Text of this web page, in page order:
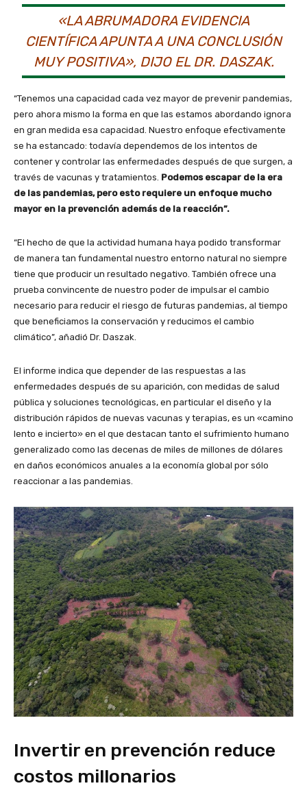
«LA ABRUMADORA EVIDENCIA
CIENTÍFICA APUNTA A UNA CONCLUSIÓN
MUY POSITIVA», DIJO EL DR. DASZAK.
“Tenemos una capacidad cada vez mayor de prevenir pandemias,
pero ahora mismo la forma en que las estamos abordando ignora
en gran medida esa capacidad. Nuestro enfoque efectivamente
se ha estancado: todavía dependemos de los intentos de
contener y controlar las enfermedades después de que surgen, a
través de vacunas y tratamientos. Podemos escapar de la era
de las pandemias, pero esto requiere un enfoque mucho
mayor en la prevención además de la reacción”.
“El hecho de que la actividad humana haya podido transformar
de manera tan fundamental nuestro entorno natural no siempre
tiene que producir un resultado negativo. También ofrece una
prueba convincente de nuestro poder de impulsar el cambio
necesario para reducir el riesgo de futuras pandemias, al tiempo
que beneficiamos la conservación y reducimos el cambio
climático”, añadió Dr. Daszak.
El informe indica que depender de las respuestas a las
enfermedades después de su aparición, con medidas de salud
pública y soluciones tecnológicas, en particular el diseño y la
distribución rápidos de nuevas vacunas y terapias, es un «camino
lento e incierto» en el que destacan tanto el sufrimiento humano
generalizado como las decenas de miles de millones de dólares
en daños económicos anuales a la economía global por sólo
reaccionar a las pandemias.
Invertir en prevención reduce
costos millonarios